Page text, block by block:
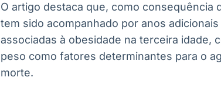
O artigo destaca que, como consequência
tem sido acompanhado por anos
associadas à obesidade na terceira idade,
peso como fatores determinantes para o
morte.